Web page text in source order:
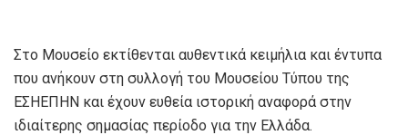
Στο Μουσείο εκτίθενται αυθεντικά κειμήλια και έντυπα
που ανήκουν στη συλλογή του Μουσείου Τύπου της
ΕΣΗΕΠΗΝ και έχουν ευθεία ιστορική αναφορά στην
ιδιαίτερης σημασίας περίοδο για την Ελλάδα.